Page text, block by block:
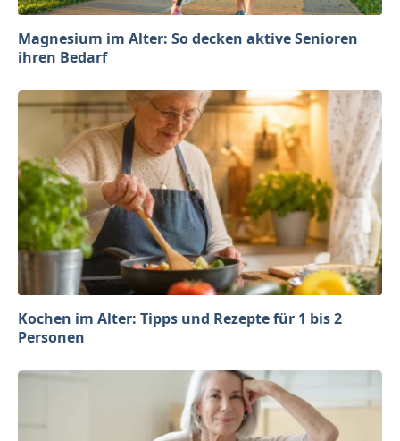
Magnesium im Alter: So decken aktive Senioren
ihren Bedarf
Kochen im Alter: Tipps und Rezepte für 1 bis 2
Personen